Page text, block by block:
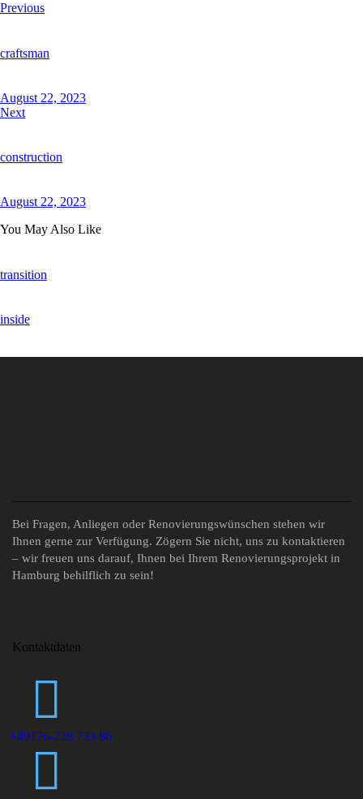
Previous
craftsman
August 22, 2023
Next
construction
August 22, 2023
You May Also Like
transition
inside
Bei Fragen, Anliegen oder Renovierungswünschen stehen wir
Ihnen gerne zur Verfügung. Zögern Sie nicht, uns zu kontaktieren
– wir freuen uns darauf, Ihnen bei Ihrem Renovierungsprojekt in
Hamburg behilflich zu sein!
Kontaktdaten
+49176-228 733 86